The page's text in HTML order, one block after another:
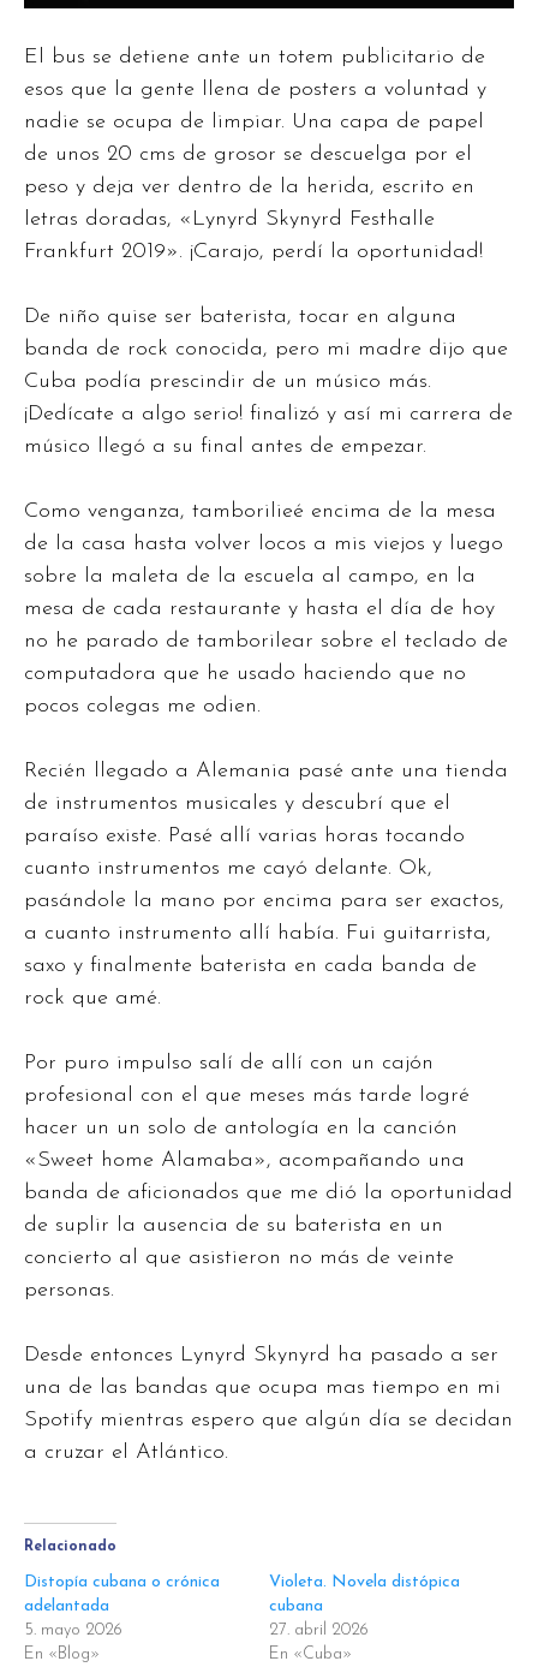
El bus se detiene ante un totem publicitario de
esos que la gente llena de posters a voluntad y
nadie se ocupa de limpiar. Una capa de papel
de unos 20 cms de grosor se descuelga por el
peso y deja ver dentro de la herida, escrito en
letras doradas, «Lynyrd Skynyrd Festhalle
Frankfurt 2019». ¡Carajo, perdí la oportunidad!
De niño quise ser baterista, tocar en alguna
banda de rock conocida, pero mi madre dijo que
Cuba podía prescindir de un músico más.
¡Dedícate a algo serio! finalizó y así mi carrera de
músico llegó a su final antes de empezar.
Como venganza, tamborilieé encima de la mesa
de la casa hasta volver locos a mis viejos y luego
sobre la maleta de la escuela al campo, en la
mesa de cada restaurante y hasta el día de hoy
no he parado de tamborilear sobre el teclado de
computadora que he usado haciendo que no
pocos colegas me odien.
Recién llegado a Alemania pasé ante una tienda
de instrumentos musicales y descubrí que el
paraíso existe. Pasé allí varias horas tocando
cuanto instrumentos me cayó delante. Ok,
pasándole la mano por encima para ser exactos,
a cuanto instrumento allí había. Fui guitarrista,
saxo y finalmente baterista en cada banda de
rock que amé.
Por puro impulso salí de allí con un cajón
profesional con el que meses más tarde logré
hacer un un solo de antología en la canción
«Sweet home Alamaba», acompañando una
banda de aficionados que me dió la oportunidad
de suplir la ausencia de su baterista en un
concierto al que asistieron no más de veinte
personas.
Desde entonces Lynyrd Skynyrd ha pasado a ser
una de las bandas que ocupa mas tiempo en mi
Spotify mientras espero que algún día se decidan
a cruzar el Atlántico.
Relacionado
Distopía cubana o crónica
adelantada
5. mayo 2026
En «Blog»
Violeta. Novela distópica
cubana
27. abril 2026
En «Cuba»